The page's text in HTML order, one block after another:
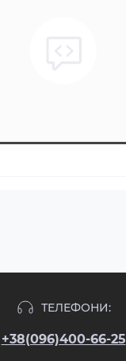
ТЕЛЕФОНИ:
+38(096)400-66-25